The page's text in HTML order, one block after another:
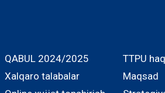
QABUL 2024/2025
Xalqaro talabalar
TTPU
Maqsad